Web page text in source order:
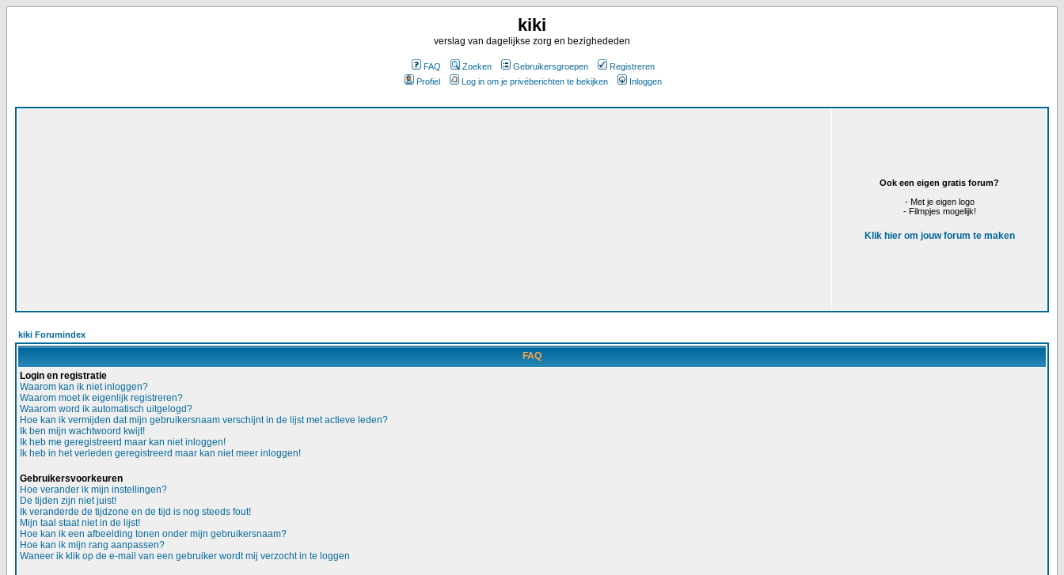
kiki
verslag van dagelijkse zorg en bezighededen
FAQ Zoeken Gebruikersgroepen
Registreren
Profiel
Log in om je privéberichten te bekijken Inloggen
Ook een eigen gratis forum?
- Met je eigen logo
- Filmpjes mogelijk!
Klik hier om jouw forum te maken
kiki Forumindex
FAQ
Login en registratie
Waarom kan ik niet inloggen?
Waarom moet ik eigenlijk registreren?
Waarom word ik automatisch uitgelogd?
Hoe kan ik vermijden dat mijn gebruikersnaam verschijnt in de lijst met actieve leden?
Ik ben mijn wachtwoord kwijt!
Ik heb me geregistreerd maar kan niet inloggen!
Ik heb in het verleden geregistreerd maar kan niet meer inloggen!
Gebruikersvoorkeuren
Hoe verander ik mijn instellingen?
De tijden zijn niet juist!
Ik veranderde de tijdzone en de tijd is nog steeds fout!
Mijn taal staat niet in de lijst!
Hoe kan ik een afbeelding tonen onder mijn gebruikersnaam?
Hoe kan ik mijn rang aanpassen?
Waneer ik klik op de e-mail van een gebruiker wordt mij verzocht in te loggen